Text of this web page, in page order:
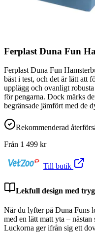
Ferplast Duna Fun
Ferplast Duna Fun
bäst i test, och det är lätt att
upplägg och ovanligt
för pengarna. Dock märks
begränsade jämfört med de
Rekommenderad
Från 1 499 kr
Till butik
Lekfull design med
När du lyfter på Duna Funs
med en lätt matt yta –
Luckorna ger ifrån sig ett